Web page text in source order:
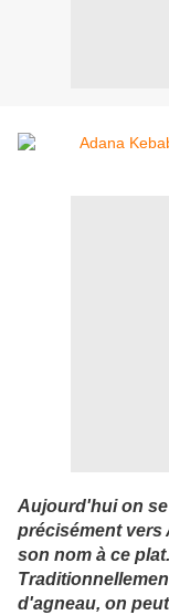
Aujourd'hui on
précisément vers
son nom à ce plat.
d'agneau, on